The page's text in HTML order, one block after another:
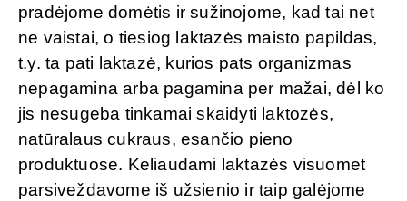
pradėjome domėtis ir sužinojome, kad tai net
ne vaistai, o tiesiog laktazės maisto papildas,
t.y. ta pati laktazė, kurios pats organizmas
nepagamina arba pagamina per mažai, dėl ko
jis nesugeba tinkamai skaidyti laktozės,
natūralaus cukraus, esančio pieno
produktuose. Keliaudami laktazės visuomet
parsiveždavome iš užsienio ir taip galėjome